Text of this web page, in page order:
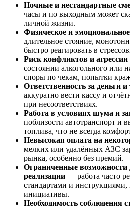
Ночные и нестандартные
часы и по выходным может
личной жизни.
Физическое и
длительное стояние,
быстро реагировать в
Риск конфликтов и агрессии
состоянии алкогольного или
споры по чекам, попытки
Ответственность за деньги и
аккуратно вести кассу и
при несоответствиях.
Работа в условиях шума и
поблизости автотранспорт и
топлива, что не всегда
Невысокая оплата на
мелких или удалённых АЗС
рынка, особенно без премий.
Ограниченные возможности
реализации — работа часто
стандартами и инструкциями,
инициативы.
Необходимость соблюдения